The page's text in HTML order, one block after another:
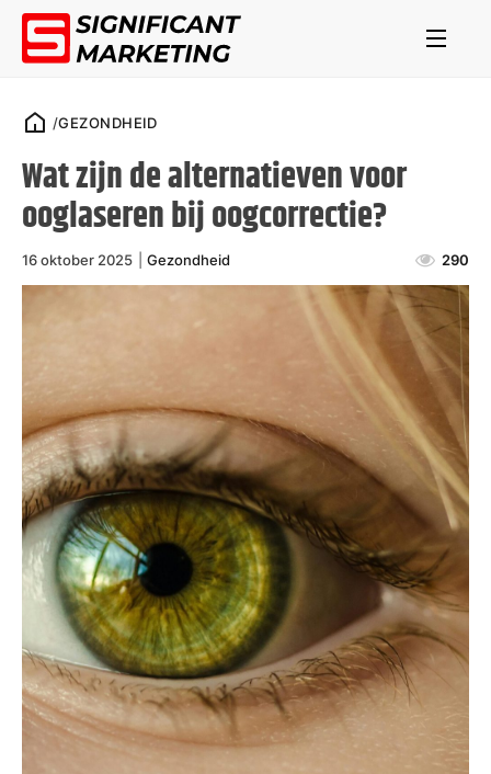
/GEZONDHEID
Wat zijn de alternatieven voor
ooglaseren bij oogcorrectie?
16 oktober 2025 Gezondheid 290